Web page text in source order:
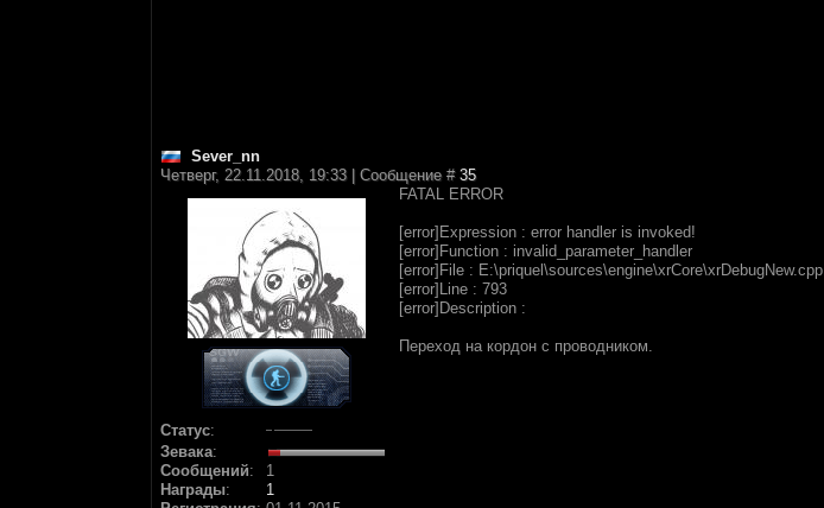
Sever_nn
Четверг, 22.11.2018, 19:33 | Сообщение # 35
Статус:
Зевака:
Сообщений:
1
Награды:
1
FATAL ERROR
[error]Expression : error handler is invoked!
[error]Function : invalid_parameter_handler
[error]File : E:\priquel\sources\engine\xrCore\xrDebugNew.cpp
[error]Line : 793
[error]Description :
Переход на кордон с проводником.